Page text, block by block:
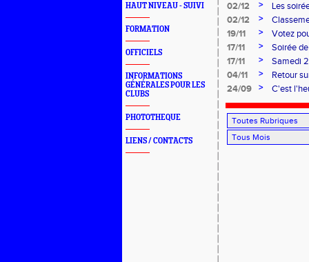
HAUT NIVEAU - SUIVI
FORMATION
OFFICIELS
INFORMATIONS
GÉNÉRALES POUR LES
CLUBS
PHOTOTHEQUE
LIENS / CONTACTS
02/12
>
Les
02/12
>
19/11
>
Votez
17/11
>
Soirée
17/11
>
Samedi
04/11
>
Retour
24/09
> C'est